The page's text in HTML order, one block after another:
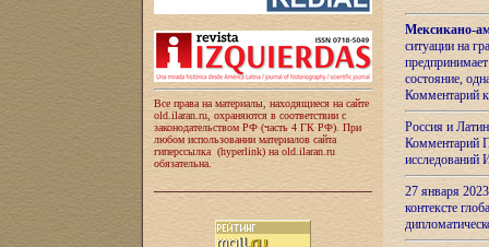
Все права на материалы, находящиеся на сайте
old.ilaran.ru, охраняются в соответствии с
законодательством РФ (часть 4 ГК РФ). При
любом использовании материалов сайта
гиперссылка (hyperlink) на old.ilaran.ru
обязательна.
Мексикано-
ситуации на
состояние,
Комментарий
Россия и
Комментарий
27 января
контексте